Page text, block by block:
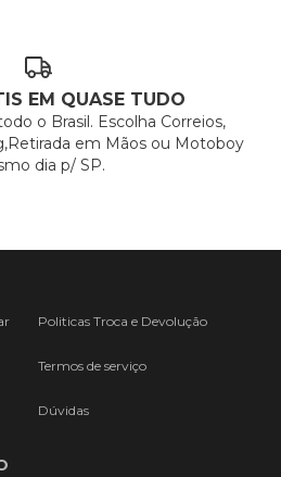
EM QUASE TUDO
o Brasil. Escolha Correios,
em Mãos ou Motoboy
dia p/ SP.
Politicas Troca e Devolução
Termos de serviço
Dúvidas